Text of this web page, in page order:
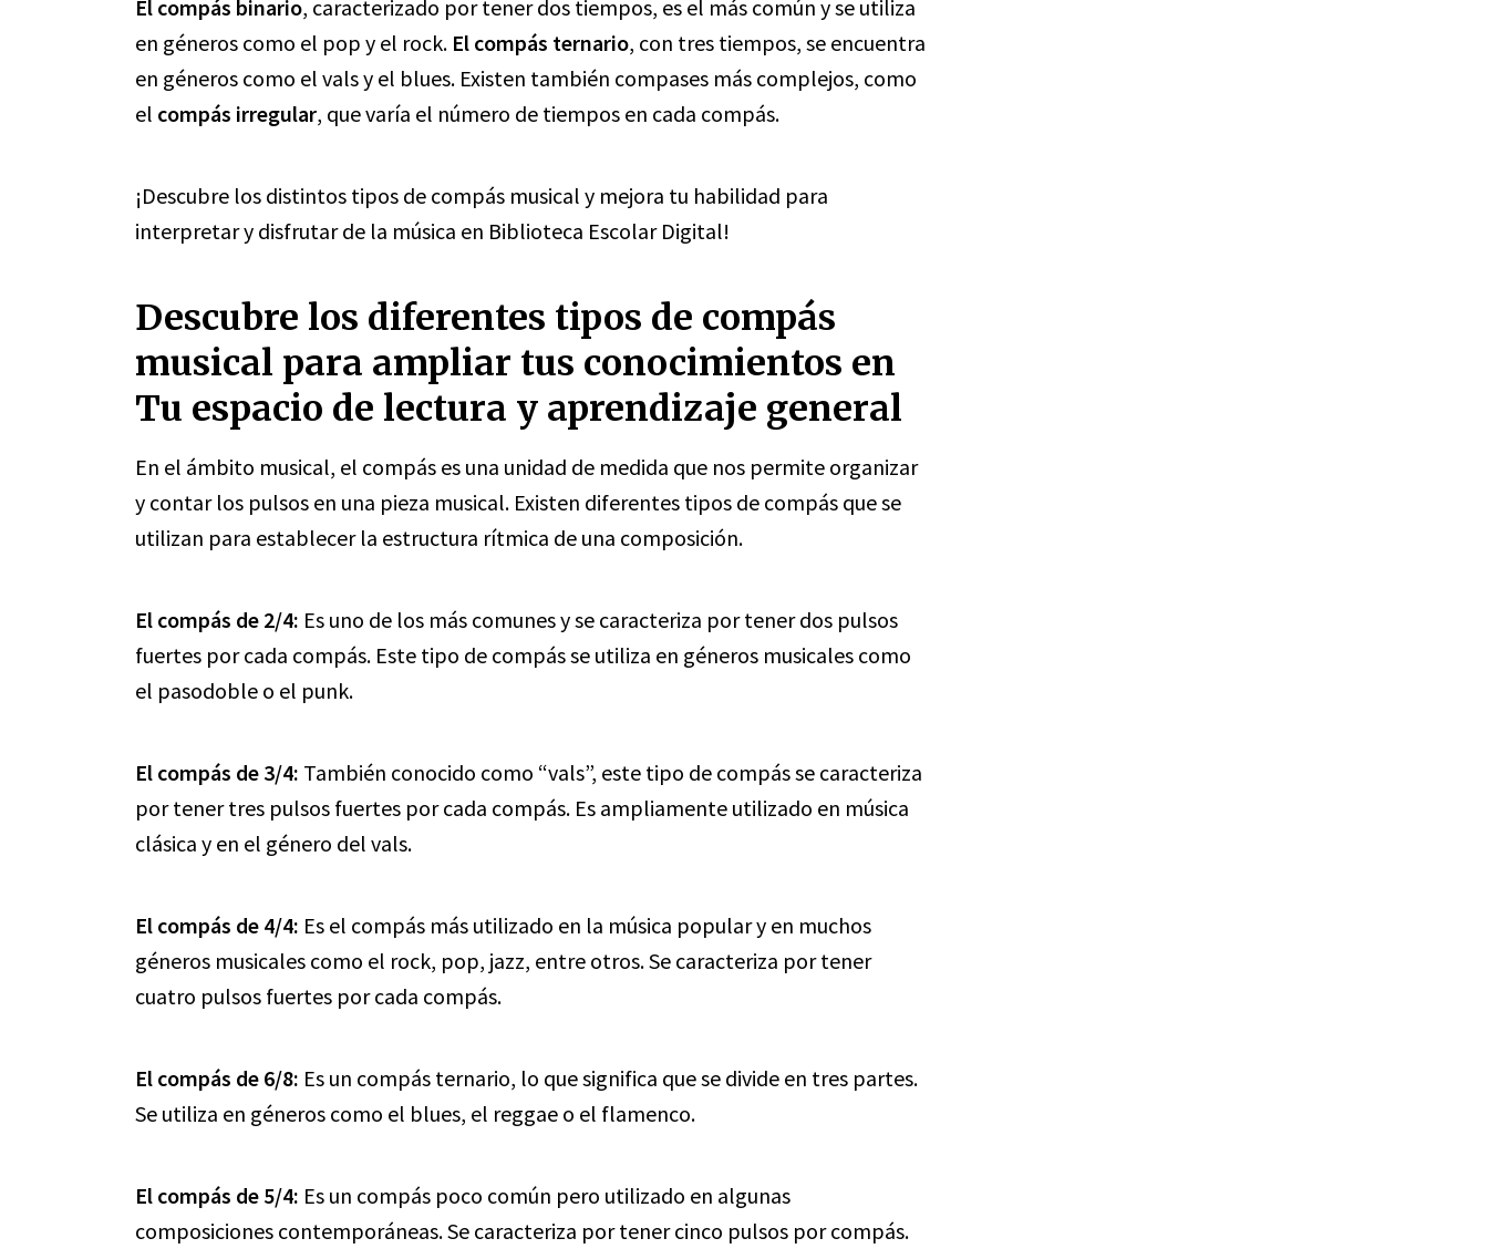
El compás binario, caracterizado por tener dos tiempos, es el más común y se utiliza
en géneros como el pop y el rock. El compás ternario, con tres tiempos, se encuentra
en géneros como el vals y el blues. Existen también compases más complejos, como
el compás irregular, que varía el número de tiempos en cada compás.
¡Descubre los distintos tipos de compás musical y mejora tu habilidad para
interpretar y disfrutar de la música en Biblioteca Escolar Digital!
Descubre los diferentes tipos de compás
musical para ampliar tus conocimientos en
Tu espacio de lectura y aprendizaje general
En el ámbito musical, el compás es una unidad de medida que nos permite organizar
y contar los pulsos en una pieza musical. Existen diferentes tipos de compás que se
utilizan para establecer la estructura rítmica de una composición.
El compás de 2/4: Es uno de los más comunes y se caracteriza por tener dos pulsos
fuertes por cada compás. Este tipo de compás se utiliza en géneros musicales como
el pasodoble o el punk.
El compás de 3/4: También conocido como “vals”, este tipo de compás se caracteriza
por tener tres pulsos fuertes por cada compás. Es ampliamente utilizado en música
clásica y en el género del vals.
El compás de 4/4: Es el compás más utilizado en la música popular y en muchos
géneros musicales como el rock, pop, jazz, entre otros. Se caracteriza por tener
cuatro pulsos fuertes por cada compás.
El compás de 6/8: Es un compás ternario, lo que significa que se divide en tres partes.
Se utiliza en géneros como el blues, el reggae o el flamenco.
El compás de 5/4: Es un compás poco común pero utilizado en algunas
composiciones contemporáneas. Se caracteriza por tener cinco pulsos por compás.